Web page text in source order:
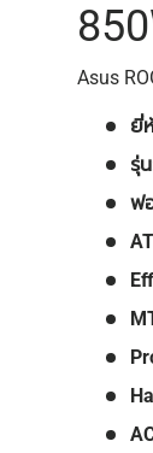
Asus
ยี่
รุ่
ฟ